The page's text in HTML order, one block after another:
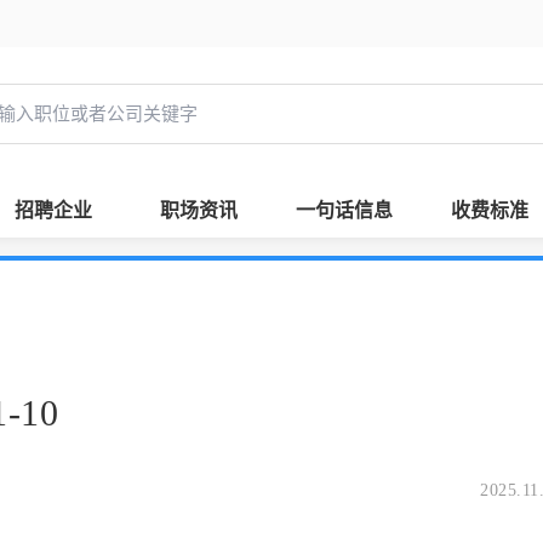
招聘企业 职场资讯 一句话信息 收费标准
10